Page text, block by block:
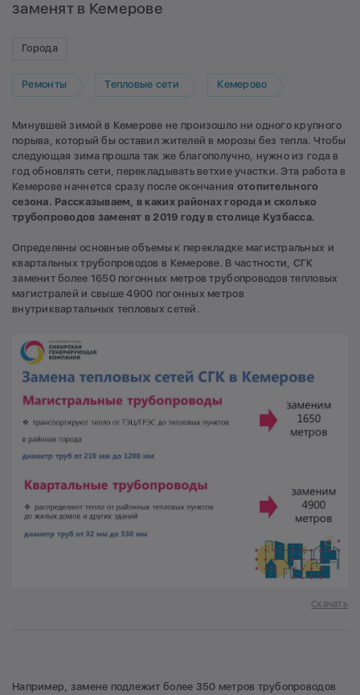
заменят в Кемерове
Города
Ремонты Тепловые сети Кемерово
Минувшей зимой в Кемерове не произошло ни одного крупного
порыва, который бы оставил жителей в морозы без тепла. Чтобы
следующая зима прошла так же благополучно, нужно из года в
год обновлять сети, перекладывать ветхие участки. Эта работа в
Кемерове начнется сразу после окончания отопительного
сезона. Рассказываем, в каких районах города и сколько
трубопроводов заменят в 2019 году в столице Кузбасса.
Определены основные объемы к перекладке магистральных и
квартальных трубопроводов в Кемерове. В частности, СГК
заменит более 1650 погонных метров трубопроводов тепловых
магистралей и свыше 4900 погонных метров
внутриквартальных тепловых сетей.
Скачать
Например, замене подлежит более 350 метров трубопроводов